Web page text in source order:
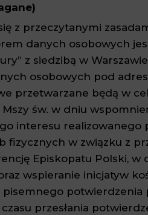
z przeczytanymi
danych osobowych
z siedzibą w
osobowych pod
przetwarzane będą w
Mszy św. w dniu
interesu
fizycznych w związku z
Episkopatu Polski, w
wspieranie inicjatyw
pisemnego potwierdzenia
przesłania